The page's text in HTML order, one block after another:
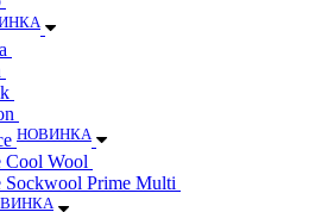
НОВИНКА
Cool Wool
Sockwool Prime Multi